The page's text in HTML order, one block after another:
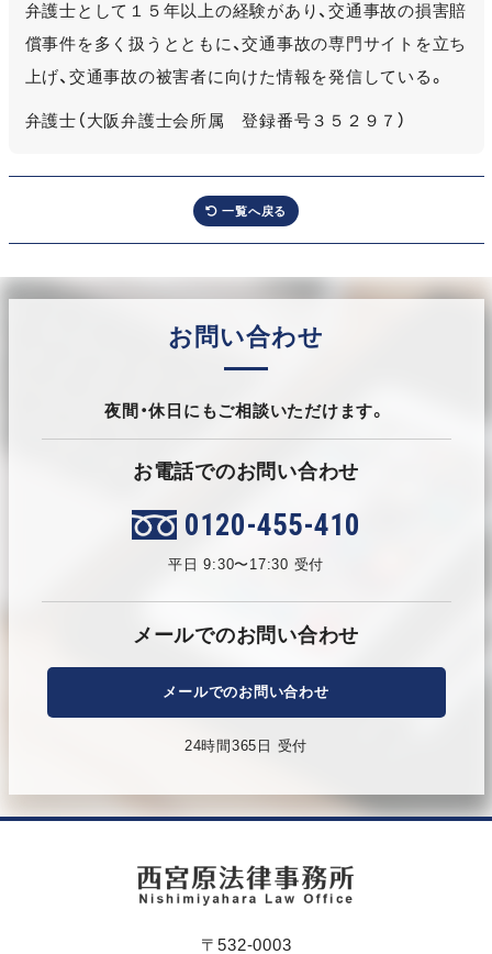
弁護士として１５年以上の経験があり、交通事故の損害賠
償事件を多く扱うとともに、交通事故の専門サイトを立ち
上げ、交通事故の被害者に向けた情報を発信している。
弁護士（大阪弁護士会所属 登録番号３５２９７）
一覧へ戻る
お問い合わせ
夜間・休日にもご相談いただけます。
お電話でのお問い合わせ
0120-455-410
平日 9:30〜17:30 受付
メールでのお問い合わせ
メールでのお問い合わせ
24時間365日 受付
〒532-0003